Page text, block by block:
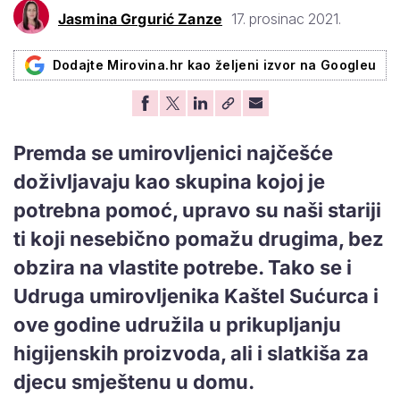
Jasmina Grgurić Zanze 17. prosinac 2021.
Dodajte Mirovina.hr kao željeni izvor na Googleu
Premda se umirovljenici najčešće
doživljavaju kao skupina kojoj je
potrebna pomoć, upravo su naši stariji
ti koji nesebično pomažu drugima, bez
obzira na vlastite potrebe. Tako se i
Udruga umirovljenika Kaštel Sućurca i
ove godine udružila u prikupljanju
higijenskih proizvoda, ali i slatkiša za
djecu smještenu u domu.